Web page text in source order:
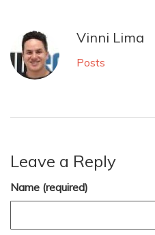
Vinni Lima
Posts
Leave a Reply
Name (required)